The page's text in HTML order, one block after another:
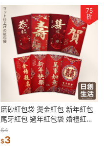
75
折
磨砂紅包袋 燙金紅包 新年紅包
尾牙紅包 過年紅包袋 婚禮紅包
袋 結婚紅包袋 生日紅包袋 祝賀
紅包
$4
$3